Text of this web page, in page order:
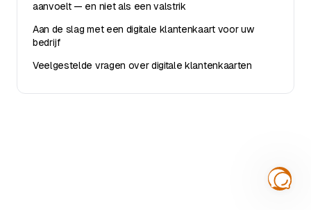
aanvoelt — en niet als een valstrik
Aan de slag met een digitale klantenkaart voor uw
bedrijf
Veelgestelde vragen over digitale klantenkaarten